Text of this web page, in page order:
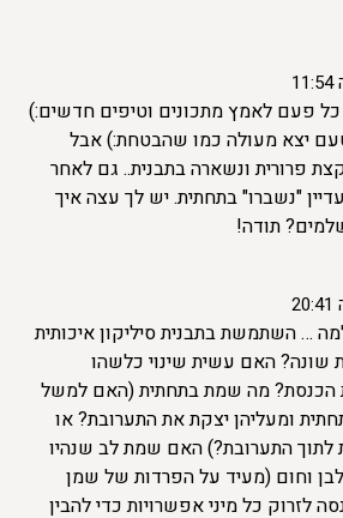
כל פעם לאמץ מתכונים וטיפים חדשים:)
יצא מעולה כמו שהבטחת:) אבל
פרורית ונשארה בתבנית.. גם לאחר
"נשברו" בתחתית. יש לך עצה איך
תודה!
… השתמשת בתבנית סיליקון איכותית
שונה? האם עשית שינוי כלשהו
הכנסת? מה שמת בתחתית (האם למשל
ומעליהן יצקת את התערובת? או
התערובת?) האם שמת לב שנהיו
וחום (מעיד על הפרדות של שמן
לזרוק כל מיני אפשרויות כדי להבין